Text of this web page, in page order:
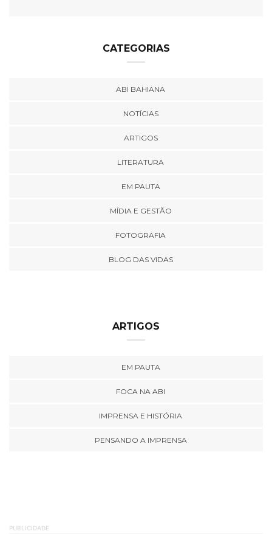
CATEGORIAS
ABI BAHIANA
NOTÍCIAS
ARTIGOS
LITERATURA
EM PAUTA
MÍDIA E GESTÃO
FOTOGRAFIA
BLOG DAS VIDAS
ARTIGOS
EM PAUTA
FOCA NA ABI
IMPRENSA E HISTÓRIA
PENSANDO A IMPRENSA
PUBLICIDADE